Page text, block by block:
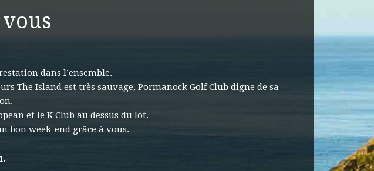
dans l’ensemble.
The Island est très sauvage, Pormanock Golf Club digne de sa
et le K Club au dessus du lot.
bon week-end grâce à vous.